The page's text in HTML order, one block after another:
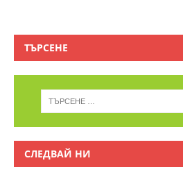
ТЪРСЕНЕ
СЛЕДВАЙ НИ